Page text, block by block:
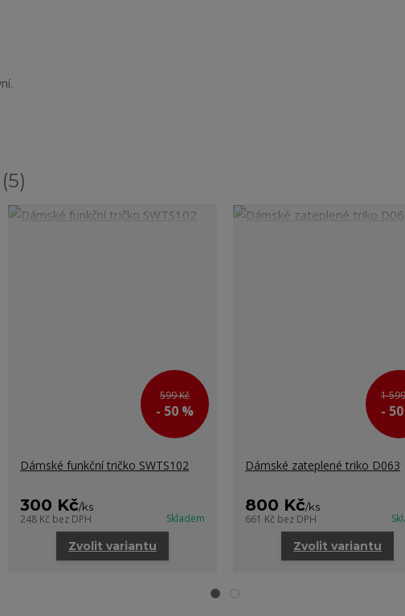
5
599 Kč
- 50 %
Dámské funkční tričko SWTS102
300 Kč/ks
248 Kč bez DPH Skladem
Zvolit variantu
1
-
Dámské zateplené triko D063
800 Kč/ks
661 Kč bez DPH
Zvolit variantu